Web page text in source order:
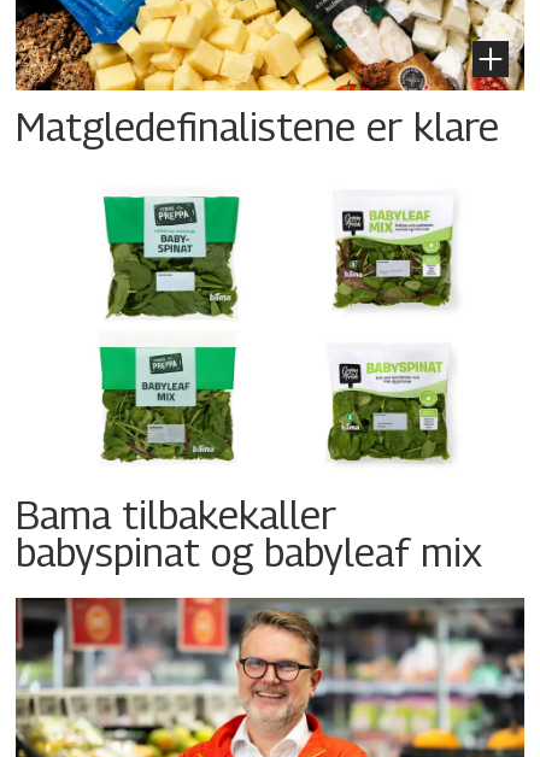
Matgledefinalistene er klare
Bama tilbakekaller
babyspinat og babyleaf mix